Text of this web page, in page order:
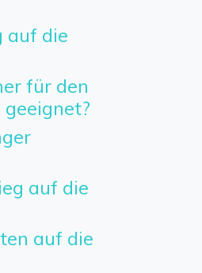
auf die
für den
auf die
auf die